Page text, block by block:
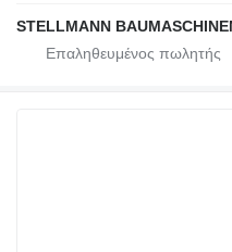
STELLMANN